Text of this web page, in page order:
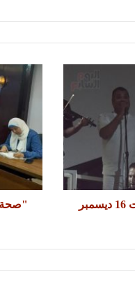
عمرو دياب يحيى حفلاً غنائيًا فى الكويت 16 ديسمبر
"صحة